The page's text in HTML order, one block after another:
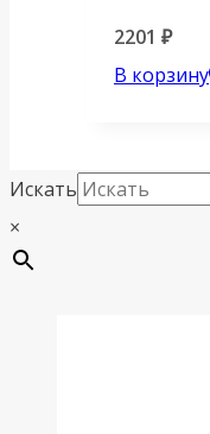
2201 ₽
В корзину
Искать
×